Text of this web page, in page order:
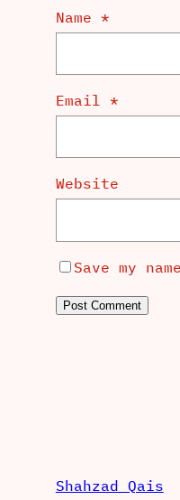
Name *
Email *
Website
Save my
Shahzad Qais